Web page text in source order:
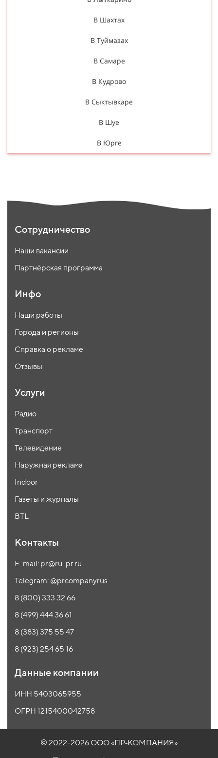
В Шахтах
В Туймазах
В Самаре
В Кудрово
В Сыктывкаре
В Шуе
В Юрге
Сотрудничество
Наши вакансии
Партнёрская программа
Инфо
Наши работы
Города и регионы
Справка о рекламе
Отзывы
Услуги
Радио
Транспорт
Телевидение
Наружная реклама
Indoor
Газеты и журналы
BTL
Контакты
E-mail: pr@ru-pr.ru
Telegram: @prcompanyrus
8 (800) 333 32 66
8 (499) 444 36 61
8 (383) 375 55 47
8 (923) 254 65 16
Данные компании
ИНН 5403065955
ОГРН 1215400042758
© 2022-2026 ООО «ПР‑КОМПАНИЯ»